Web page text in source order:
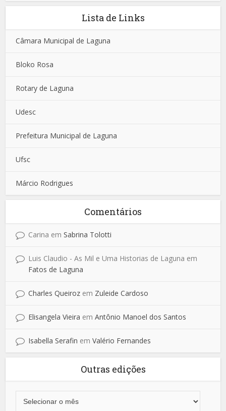
Lista de Links
Câmara Municipal de Laguna
Bloko Rosa
Rotary de Laguna
Udesc
Prefeitura Municipal de Laguna
Ufsc
Márcio Rodrigues
Comentários
Carina emSabrina Tolotti
Luis Claudio - As Mil e Uma Historias de Laguna em
Fatos de Laguna
Charles Queiroz em Zuleide Cardoso
Elisangela Vieira emAntônio Manoel dos Santos
Isabella Serafin emValério Fernandes
Outras edições